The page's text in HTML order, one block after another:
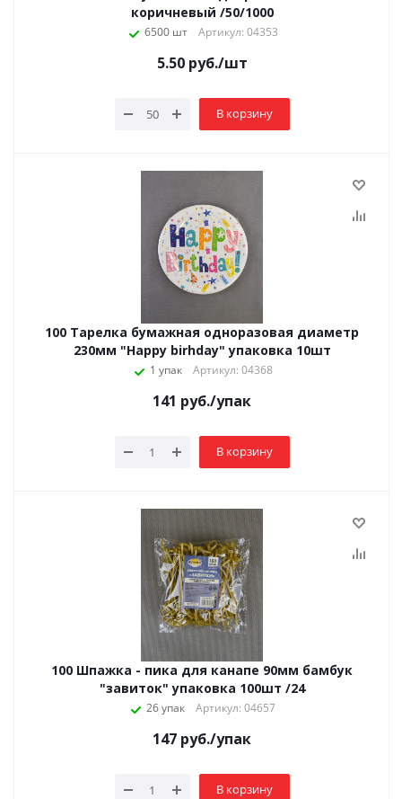
коричневый /50/1000
6500 шт Артикул: 04353
5.50руб./шт
В корзину
100 Тарелка бумажная одноразовая диаметр
230мм "Happy birhday" упаковка 10шт
1 упак Артикул: 04368
141 руб./упак
В корзину
100 Шпажка - пика для канапе 90мм бамбук
"завиток" упаковка 100шт /24
26 упак Артикул: 04657
147 руб./упак
В корзину